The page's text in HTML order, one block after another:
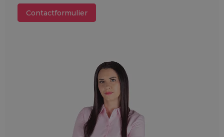
Contactformulier